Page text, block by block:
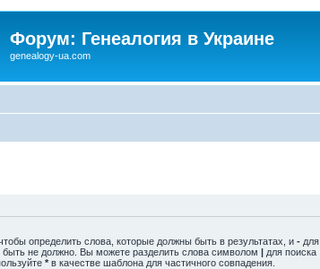
Форум: Генеалогия в Украине
genealogy-ua.com
чтобы определить слова, которые должны быть в результатах, и - для
быть не должно. Вы можете разделить слова символом | для поиска
* в качестве шаблона для частичного совпадения.